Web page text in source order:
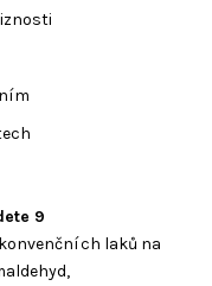
9
laků na